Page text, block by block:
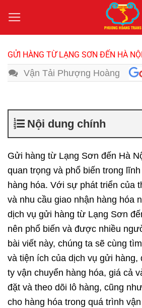
qua
nội
dung
GỬI HÀNG TỪ LẠNG SƠN ĐẾN HÀ NỘI
Vận Tải Phượng Hoàng
Nội dung chính
Gửi hàng từ Lạng Sơn đến Hà
quan trọng và phổ biến trong
hàng hóa. Với sự phát triển của
và nhu cầu giao nhận hàng hóa
dịch vụ gửi hàng từ Lạng Sơn
nên phổ biến và được nhiều
bài viết này, chúng ta sẽ cùng
và tiện ích của dịch vụ gửi hàng,
ty vận chuyển hàng hóa, giá cả
đặt và theo dõi lô hàng, cũng
cho hàng hóa trong quá trình